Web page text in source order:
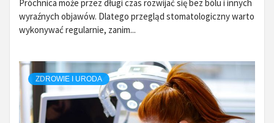
Próchnica może przez długi czas rozwijać się bez bólu i innych
wyraźnych objawów. Dlatego przegląd stomatologiczny warto
wykonywać regularnie, zanim...
ZDROWIE I URODA